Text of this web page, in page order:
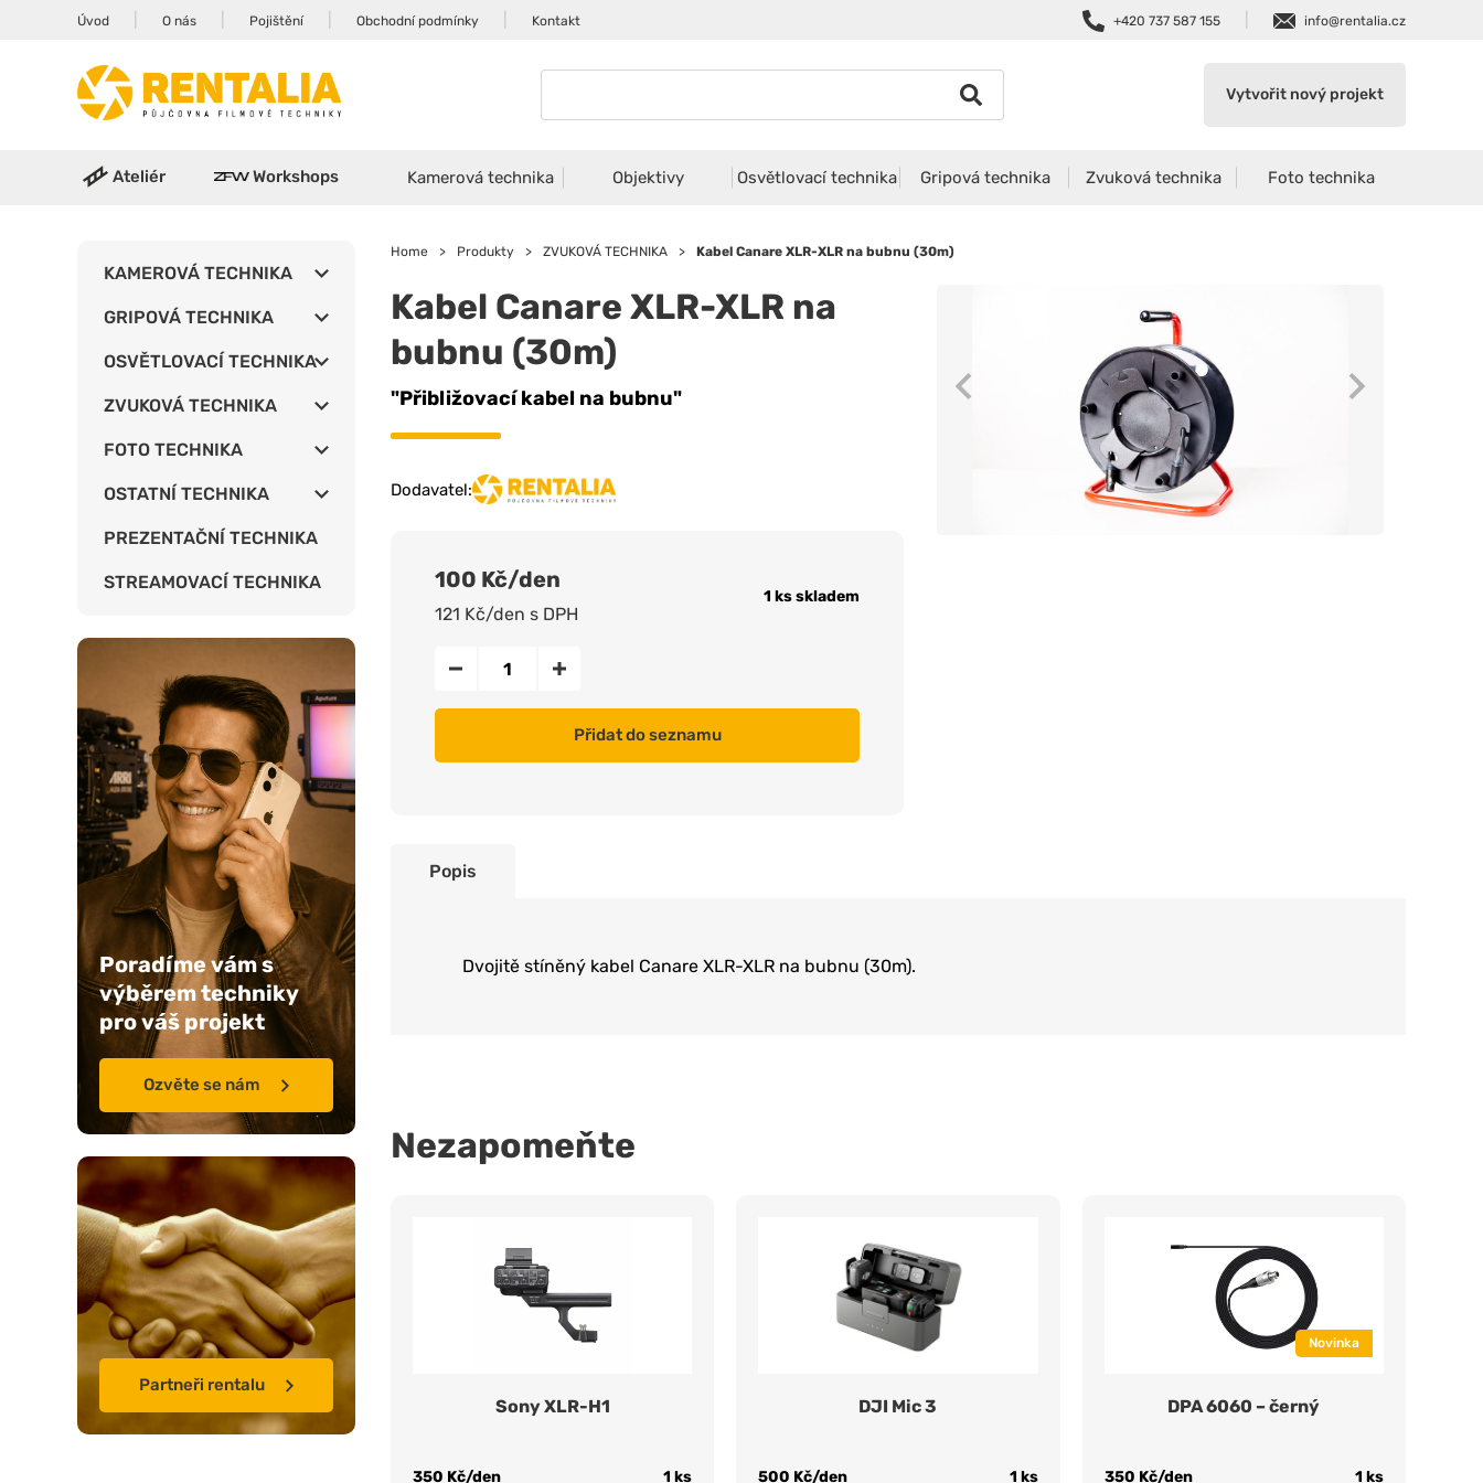
Úvod O nás Pojištění Obchodní podmínky Kontakt +420 737 587 155 info@rentalia.cz
Vytvořit nový projekt
Ateliér Workshops Kamerová technika Objektivy Osvětlovací technika Gripová technika Zvuková technika Foto technika
KAMEROVÁ TECHNIKA
GRIPOVÁ TECHNIKA
OSVĚTLOVACÍ TECHNIKA
ZVUKOVÁ TECHNIKA
FOTO TECHNIKA
OSTATNÍ TECHNIKA
PREZENTAČNÍ TECHNIKA
STREAMOVACÍ TECHNIKA
Poradíme vám s
výběrem techniky
pro váš projekt
Ozvěte se nám
Partneři rentalu
Home > Produkty > ZVUKOVÁ TECHNIKA > Kabel Canare XLR-XLR na bubnu (30m)
Kabel Canare XLR-XLR na
bubnu (30m)
"Přibližovací kabel na bubnu"
Dodavatel:
100 Kč/den
121 Kč/den s DPH
1 ks skladem
Přidat do seznamu
Popis
Dvojitě stíněný kabel Canare XLR-XLR na bubnu (30m).
Nezapomeňte
Sony XLR-H1
350 Kč/den 1 ks
DJI Mic 3
500 Kč/den 1 ks
Novinka
DPA 6060 – černý
350 Kč/den 1 ks